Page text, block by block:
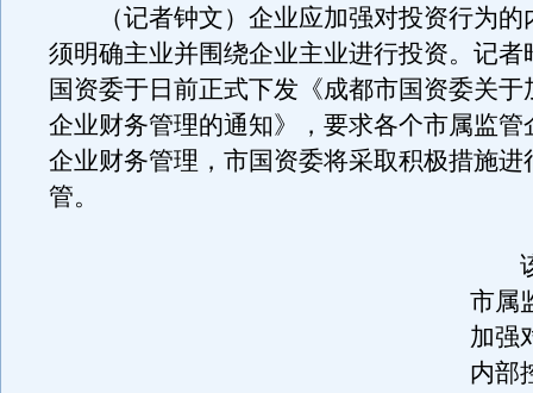
（记者钟文）企业应加强对投资行为的
须明确主业并围绕企业主业进行投资。记者
国资委于日前正式下发《成都市国资委关于
企业财务管理的通知》，要求各个市属监管
企业财务管理，市国资委将采取积极措施进
管。
该
市属
加强
内部